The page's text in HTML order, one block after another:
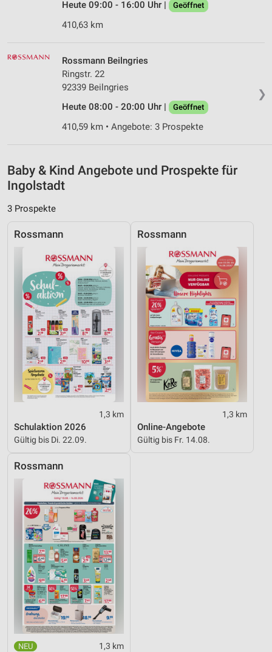
Heute 09:00 - 16:00 Uhr | Geöffnet
410,63 km
❯
Rossmann Beilngries
Ringstr. 22
92339 Beilngries
Heute 08:00 - 20:00 Uhr |
Geöffnet
410,59 km • Angebote: 3 Prospekte
Baby & Kind Angebote und Prospekte für
Ingolstadt
3 Prospekte
Rossmann
1,3 km
Schulaktion 2026
Gültig bis Di. 22.09.
Rossmann
1,3 km
Online-Angebote
Gültig bis Fr. 14.08.
Rossmann
1,3 km
Verwendung reduzierter Daten zur Auswahl von
Verwendung genauer Standortdaten
Geräte anhand von aktiv angeforderten
Funktional
Werbung